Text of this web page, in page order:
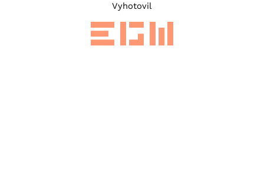
Vyhotovil